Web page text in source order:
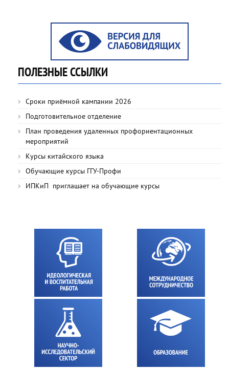
ПОЛЕЗНЫЕ ССЫЛКИ
Сроки приёмной кампании 2026
Подготовительное отделение
План проведения удаленных профориентационных
мероприятий
Курсы китайского языка
Обучающие курсы ГГУ-Профи
ИПКиП приглашает на обучающие курсы